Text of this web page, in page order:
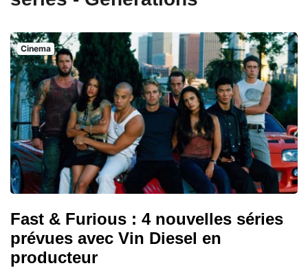
Cinema
Fast & Furious : 4 nouvelles séries
prévues avec Vin Diesel en
producteur